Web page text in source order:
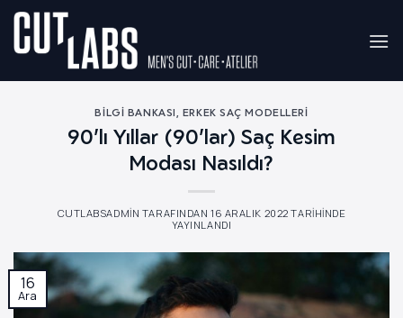
İçeriğe
BILGI BANKASI, ERKEK SAÇ MODELLERI
90’lı Yıllar (90’lar) Saç Kesim
Modası Nasıldı?
CUTLABSADMIN TARAFINDAN 16 ARALIK 2022 TARIHINDE
YAYINLANDI
16
Ara